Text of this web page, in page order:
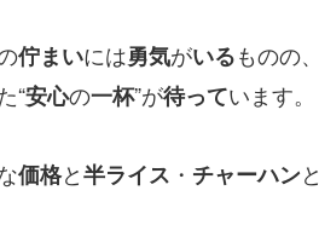
佇まいには勇気がいるものの
“安心の一杯”が待っています。
価格と半ライス ・ チャーハン